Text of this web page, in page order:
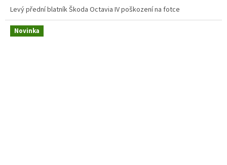
Levý přední blatník Škoda Octavia IV poškození na fotce
Novinka